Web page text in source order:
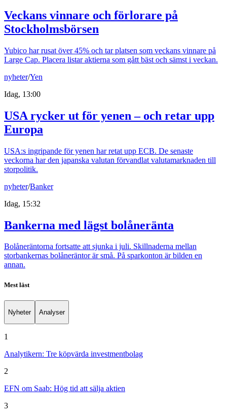
Veckans vinnare och förlorare på
Stockholmsbörsen
Yubico har rusat över 45% och tar platsen som veckans vinnare på
Large Cap. Placera listar aktierna som gått bäst och sämst i veckan.
nyheter/Yen
Idag, 13:00
USA rycker ut för yenen – och retar upp
Europa
USA:s ingripande för yenen har retat upp ECB. De senaste
veckorna har den japanska valutan förvandlat valutamarknaden till
storpolitik.
nyheter/Banker
Idag, 15:32
Bankerna med lägst bolåneränta
Bolåneräntorna fortsatte att sjunka i juli. Skillnaderna mellan
storbankernas bolåneräntor är små. På sparkonton är bilden en
annan.
Mest läst
Nyheter Analyser
1
Analytikern: Tre köpvärda investmentbolag
2
EFN om Saab: Hög tid att sälja aktien
3